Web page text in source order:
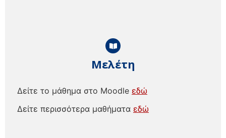
Μελέτη
Δείτε το μάθημα στο Moodle εδώ
Δείτε περισσότερα μαθήματα εδώ